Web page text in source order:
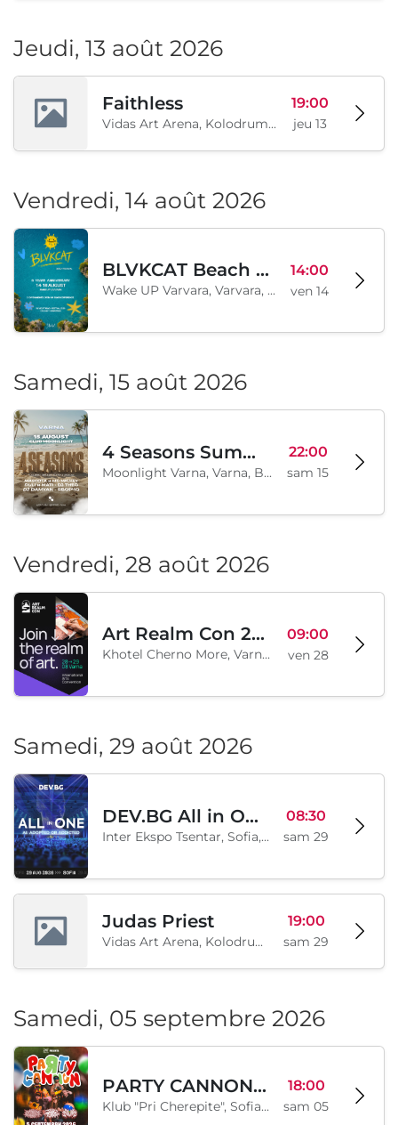
Jeudi, 13 août 2026
Faithless
Vidas Art Arena, Kolodrum, Borisova gradina, Sofia, BG
19:00
jeu 13
Vendredi, 14 août 2026
BLVKCAT Beach Festival 2026, Wake up Varvara
Wake UP Varvara, Varvara, BG
14:00
ven 14
Samedi, 15 août 2026
4 Seasons Summer Edition
Moonlight Varna, Varna, BG
22:00
sam 15
Vendredi, 28 août 2026
Art Realm Con 2026
Khotel Cherno More, Varna, BG
09:00
ven 28
Samedi, 29 août 2026
DEV.BG All in One 2026
Inter Ekspo Tsentar, Sofia, BG
08:30
sam 29
Judas Priest
Vidas Art Arena, Kolodrum, Borisova gradina, Sofia, BG
19:00
sam 29
Samedi, 05 septembre 2026
PARTY CANNON live in Sofia
Klub "Pri Cherepite", Sofia, BG
18:00
sam 05